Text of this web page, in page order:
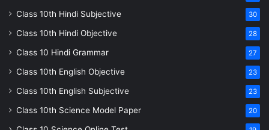
Class 10th Hindi Subjective 30
Class 10th Hindi Objective 28
Class 10 Hindi Grammar 27
Class 10th English Objective 23
Class 10th English Subjective 23
Class 10th Science Model Paper 20